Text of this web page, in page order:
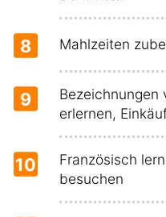
8 Mahlzeiten
9
Bezeichnungen
erlernen,
10
Französisch
besuchen